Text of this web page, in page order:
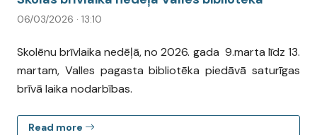
06/03/2026 · 13:10
Skolēnu brīvlaika nedēļā, no 2026. gada 9.marta līdz 13.
martam, Valles pagasta bibliotēka piedāvā saturīgas
brīvā laika nodarbības.
Read more